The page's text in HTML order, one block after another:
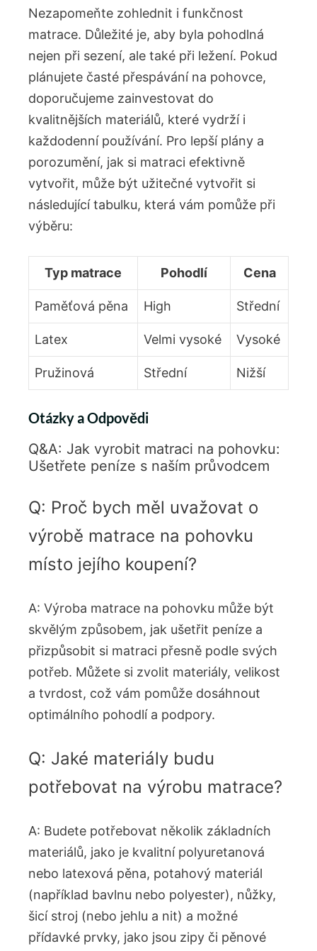
Nezapomeňte zohlednit i funkčnost
matrace. Důležité je, aby byla pohodlná
nejen při sezení, ale také při ležení. Pokud
plánujete časté přespávání na pohovce,
doporučujeme zainvestovat do
kvalitnějších materiálů, které vydrží i
každodenní používání. Pro lepší plány a
porozumění, jak si matraci efektivně
vytvořit, může být užitečné vytvořit si
následující tabulku, která vám pomůže při
výběru:
Typ matrace Pohodlí Cena
Paměťová pěna High Střední
Latex Velmi vysoké Vysoké
Pružinová Střední Nižší
Otázky a Odpovědi
Q&A: Jak vyrobit matraci na pohovku:
Ušetřete peníze s naším průvodcem
Q: Proč bych měl uvažovat o
výrobě matrace na pohovku
místo jejího koupení?
A: Výroba matrace na pohovku může být
skvělým způsobem, jak ušetřit peníze a
přizpůsobit si matraci přesně podle svých
potřeb. Můžete si zvolit materiály, velikost
a tvrdost, což vám pomůže dosáhnout
optimálního pohodlí a podpory.
Q: Jaké materiály budu
potřebovat na výrobu matrace?
A: Budete potřebovat několik základních
materiálů, jako je kvalitní polyuretanová
nebo latexová pěna, potahový materiál
(například bavlnu nebo polyester), nůžky,
šicí stroj (nebo jehlu a nit) a možné
přídavké prvky, jako jsou zipy či pěnové